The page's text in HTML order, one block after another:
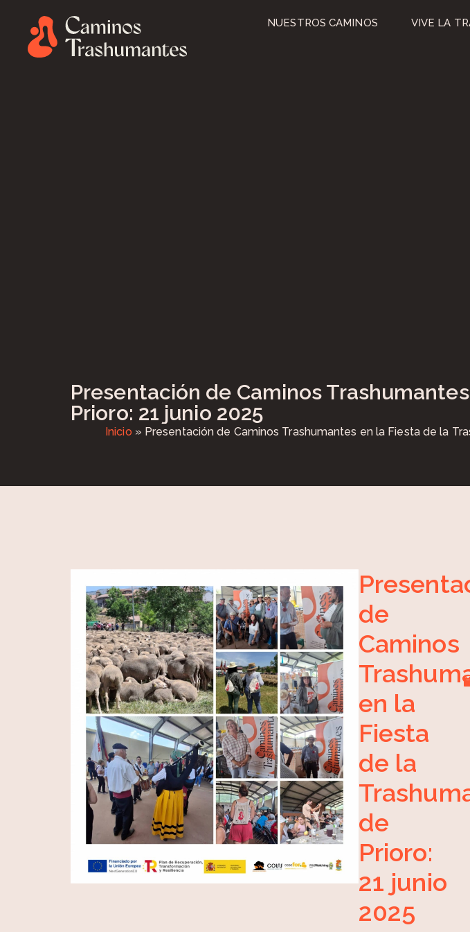
NUESTROS CAMINOS VIVE LA
Presentación de Caminos
Prioro: 21 junio 2025
Inicio » Presentación de Caminos Trashumantes en la Fiesta de la
de
Caminos
en la
Fiesta
de la
de
Prioro:
21 junio
2025